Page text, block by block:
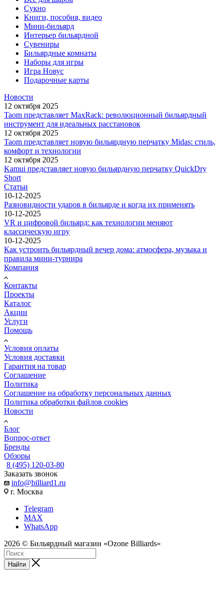
Сукно
Книги, пособия, видео
Мини-бильярд
Интерьер бильярдной
Сувениры
Бильярдные комнаты
Наборы для игры
Игра Новус
Подарочные карты
Новости
12 октября 2025
Taom представляет MaxRack: революционный бильярдный
инструмент для идеальных расстановок
12 октября 2025
Taom представляет новую бильярдную перчатку Midas: стиль,
комфорт и технологии
12 октября 2025
Kamui представляет новую бильярдную перчатку QuickDry
Short
Статьи
10-12-2025
Разновидности ударов в бильярде и когда их применять
10-12-2025
VR и цифровой бильярд: как технологии меняют
классическую игру
10-12-2025
Как устроить бильярдный вечер дома: атмосфера, музыка и
правила мини-турнира
Компания
Контакты
Проекты
Каталог
Акции
Услуги
Помощь
Условия оплаты
Условия доставки
Гарантия на товар
Соглашение
Политика
Соглашение на обработку персональных данных
Политика обработки файлов cookies
Новости
Блог
Вопрос-ответ
Бренды
Обзоры
8 (495) 120-03-80
Заказать звонок
info@billiard1.ru
г. Москва
Telegram
MAX
WhatsApp
2026 © Бильярдный магазин «Ozone Billiards»
Найти